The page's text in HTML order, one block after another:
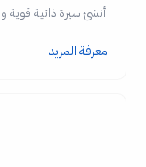
أنشئ سيرة ذاتية قوية
معرفة المزيد